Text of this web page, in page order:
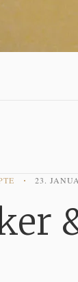
23.